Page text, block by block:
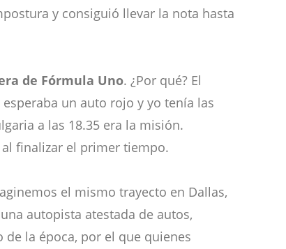
y consiguió llevar la nota hasta
de Fórmula Uno. ¿Por qué? El
un auto rojo y yo tenía las
a las 18.35 era la misión.
finalizar el primer tiempo.
el mismo trayecto en Dallas,
autopista atestada de autos,
la época, por el que quienes